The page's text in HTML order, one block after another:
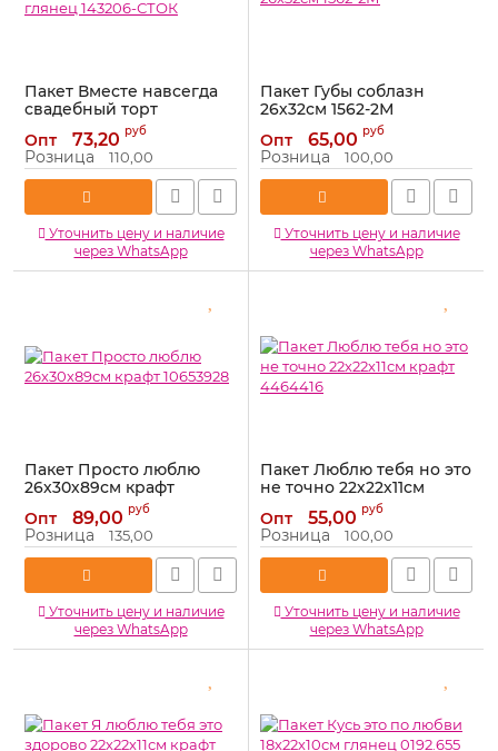
Пакет Вместе навсегда
свадебный торт
32х45х15см глянец
143206-СТОК
Артикул: 143206-СТОК
Опт 73,20 руб
Розница 110,00
Уточнить цену и наличие
через WhatsApp
Пакет Губы соблазн
26х32см 1562-2М
Артикул: 1562-2М
Опт 65,00 руб
Розница 100,00
Уточнить цену и наличие
через WhatsApp
Пакет Просто люблю
26х30х89см крафт
Артикул: 10653928
Опт 89,00 руб
Розница 135,00
Уточнить цену и наличие
через WhatsApp
Пакет Люблю тебя но это
не точно 22х22х11см
крафт 4464416
Артикул: 4464416
Опт 55,00 руб
Розница 100,00
Уточнить цену и наличие
через WhatsApp